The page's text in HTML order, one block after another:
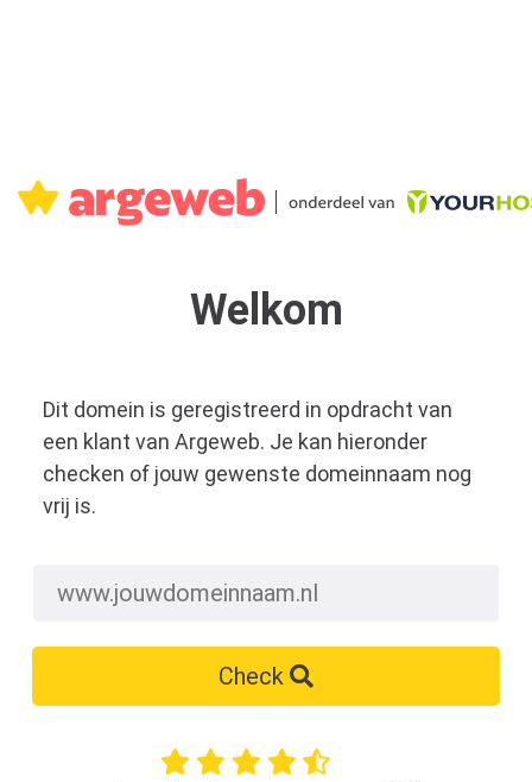
Welkom
Dit domein is geregistreerd in opdracht van
een klant van Argeweb. Je kan hieronder
checken of jouw gewenste domeinnaam nog
vrij is.
Check